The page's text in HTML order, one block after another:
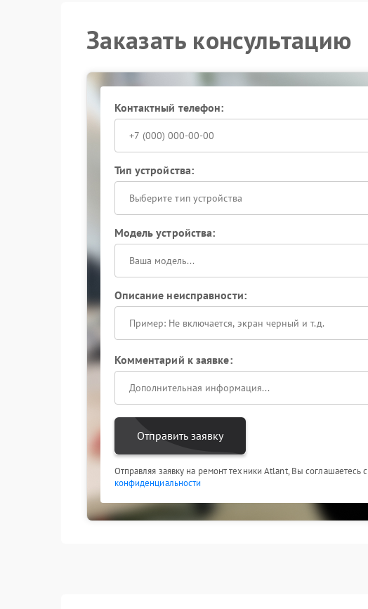
Заказать консультацию
Контактный телефон:
Тип устройства:
Выберите тип устройства
Модель устройства:
Описание неисправности:
Комментарий к заявке:
Отправить заявку
Отправляя заявку на ремонт техники Atlant, Вы соглашаетесь с
конфиденциальности